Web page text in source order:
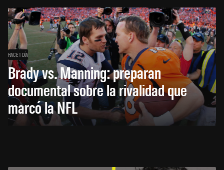
HACE 1 DÍA
Brady vs. Manning: preparan
documental sobre la rivalidad que
marcó la NFL